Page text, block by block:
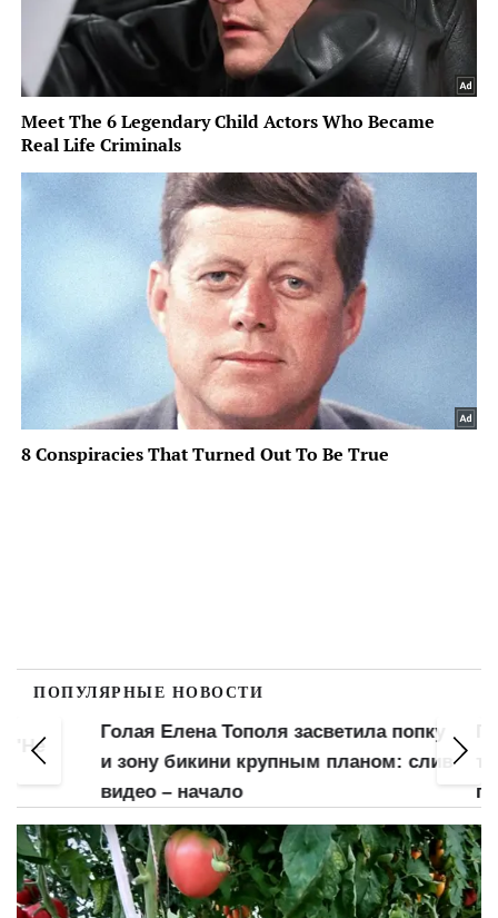
ПОПУЛЯРНЫЕ НОВОСТИ
Голая Елена Тополя засветила попку
и зону бикини крупным планом: слив
видео – начало